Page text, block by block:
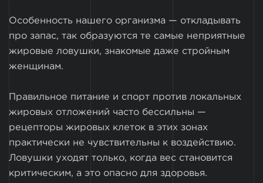
Особенность нашего организма — откладывать
про запас, так образуются те самые неприятные
жировые ловушки, знакомые даже стройным
женщинам.
Правильное питание и спорт против локальных
жировых отложений часто бессильны —
рецепторы жировых клеток в этих зонах
практически не чувствительны к воздействию.
Ловушки уходят только, когда вес становится
критическим, а это опасно для здоровья.